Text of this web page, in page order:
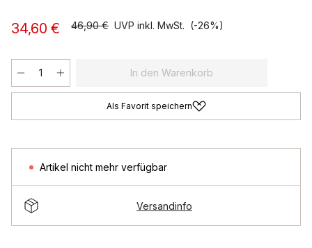
34,60 € 46,90 € UVP inkl. MwSt. (-26%)
In den Warenkorb
Als Favorit speichern
Artikel nicht mehr verfügbar
Versandinfo